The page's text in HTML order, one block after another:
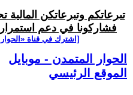
تبرعاتكم وتبرعاتكن
فشاركونا في دعم
[اشترك في قناة
الحوار المتمدن - موبايل
الموقع الرئيسي